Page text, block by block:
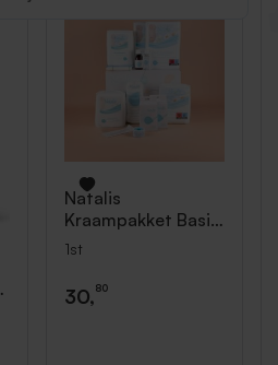
Natalis
Kraampakket Basis
1st
1st
30,80